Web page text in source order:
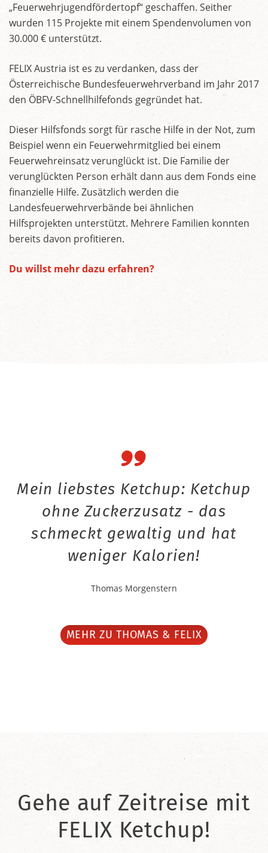
„Feuerwehrjugendfördertopf“ geschaffen. Seither
wurden 115 Projekte mit einem Spendenvolumen von
30.000 € unterstützt.
FELIX Austria ist es zu verdanken, dass der
Österreichische Bundesfeuerwehrverband im Jahr 2017
den ÖBFV-Schnellhilfefonds gegründet hat.
Dieser Hilfsfonds sorgt für rasche Hilfe in der Not, zum
Beispiel wenn ein Feuerwehrmitglied bei einem
Feuerwehreinsatz verunglückt ist. Die Familie der
verunglückten Person erhält dann aus dem Fonds eine
finanzielle Hilfe. Zusätzlich werden die
Landesfeuerwehrverbände bei ähnlichen
Hilfsprojekten unterstützt. Mehrere Familien konnten
bereits davon profitieren.
Du willst mehr dazu erfahren?
Mein liebstes Ketchup: Ketchup
ohne Zuckerzusatz - das
schmeckt gewaltig und hat
weniger Kalorien!
Thomas Morgenstern
MEHR ZU THOMAS & FELIX
Gehe auf Zeitreise mit
FELIX Ketchup!